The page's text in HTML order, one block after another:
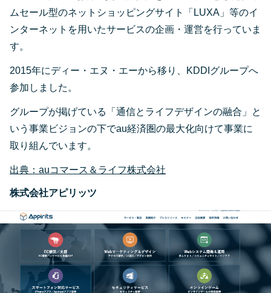
ムセール型のネットショッピングサイト「LUXA」等のイ
ンターネットを用いたサービスの企画・運営を行っていま
す。
2015年にディー・エヌ・エーから移り、KDDIグループへ
参加しました。
グループが掲げている「通信とライフデザインの融合」と
いう事業ビジョンの下でau経済圏の最大化向けて事業に
取り組んでいます。
出典：auコマース＆ライフ株式会社
株式会社アピリッツ